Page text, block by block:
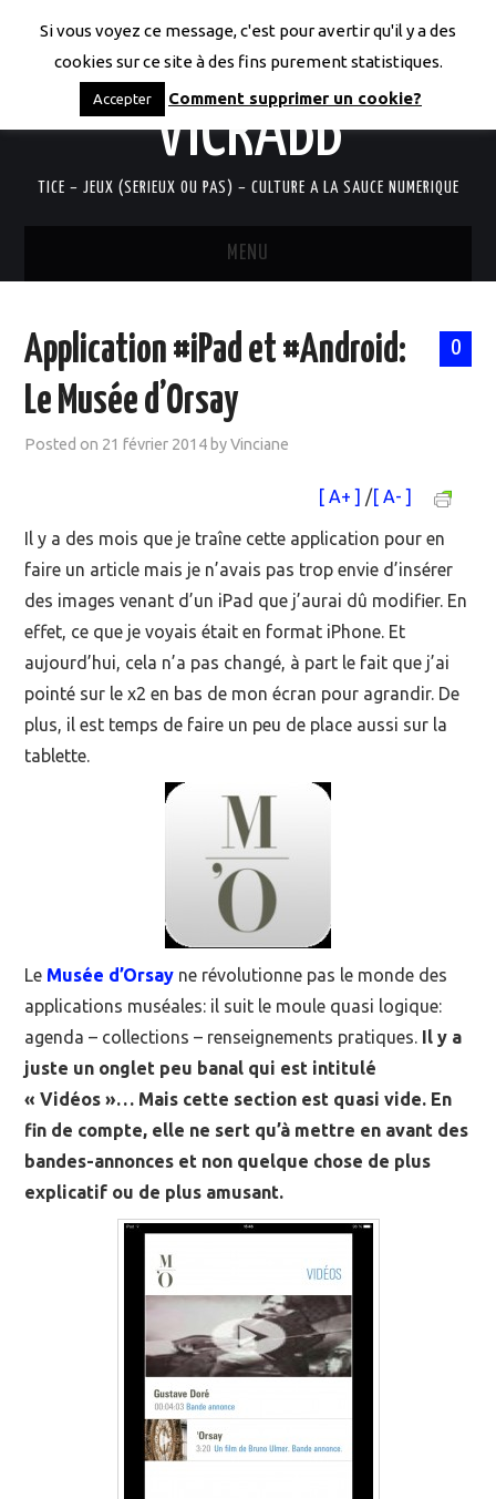
LES CODICES DE
VICRABB
TICE – JEUX (SERIEUX OU PAS) – CULTURE A LA SAUCE NUMERIQUE
MENU
QUI SUIS-JE?
MOOC SUIVIS
EVÉNEMENTS
DANS LA PRESSE
0
Application #iPad et #Android:
Le Musée d’Orsay
Posted on 21 février 2014 byVinciane
[ A+ ] /[ A- ]
Il y a des mois que je traîne cette application pour en
faire un article mais je n’avais pas trop envie d’insérer
des images venant d’un iPad que j’aurai dû modifier. En
effet, ce que je voyais était en format iPhone. Et
aujourd’hui, cela n’a pas changé, à part le fait que j’ai
pointé sur le x2 en bas de mon écran pour agrandir. De
plus, il est temps de faire un peu de place aussi sur la
tablette.
Le Musée d’Orsay ne révolutionne pas le monde des
applications muséales: il suit le moule quasi logique:
agenda – collections – renseignements pratiques. Il y a
juste un onglet peu banal qui est intitulé
« Vidéos »… Mais cette section est quasi vide. En
fin de compte, elle ne sert qu’à mettre en avant des
bandes-annonces et non quelque chose de plus
explicatif ou de plus amusant.
Si vous voyez ce message, c'est pour avertir qu'il y a des
cookies sur ce site à des fins purement statistiques.
Accepter Comment supprimer un cookie?